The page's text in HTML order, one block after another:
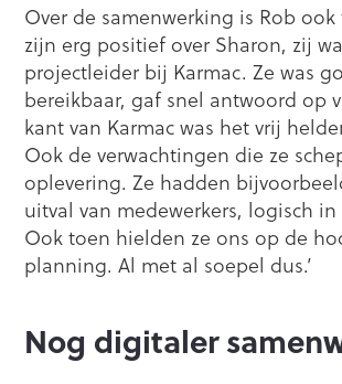
Over de samenwerking is Rob ook
zijn erg positief over Sharon, zij
projectleider bij Karmac. Ze was
bereikbaar, gaf snel antwoord op
kant van Karmac was het vrij
Ook de verwachtingen die ze
oplevering. Ze hadden
uitval van medewerkers, logisch
Ook toen hielden ze ons op de
planning. Al met al soepel dus.’
Nog digitaler